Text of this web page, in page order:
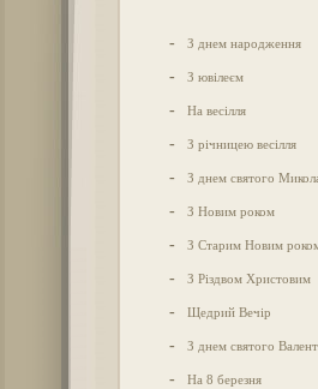
- З днем народження
- З ювілеєм
- На весілля
- З річницею весілля
- З днем святого
- З Новим роком
- З Старим Новим
- З Різдвом Христовим
- Щедрий Вечір
- З днем святого
- На 8 березня